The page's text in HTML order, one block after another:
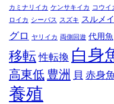
カミナリイカ ケンサキイカ コウイ
ロイカ シーバス スズキ スルメ
グロ ヤリイカ 両側回遊 代用魚
移転 性転換 白身
高東低 豊洲 貝 赤身魚
養殖